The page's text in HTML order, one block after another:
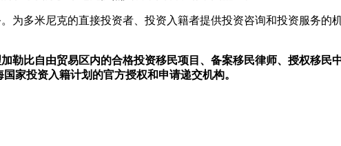
为多米尼克的直接投资者、投资入籍者提供投资咨询和投资服务
勒比自由贸易区内的合格投资移民项目、备案移民律师、授权移民
家投资入籍计划的官方授权和申请递交机构。